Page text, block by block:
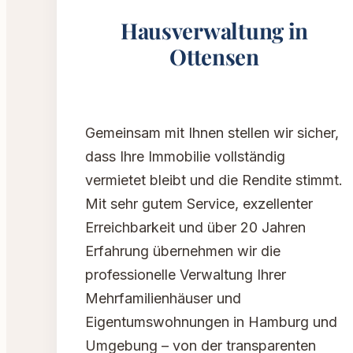
Hausverwaltung in
Ottensen
Gemeinsam mit Ihnen stellen wir sicher,
dass Ihre Immobilie vollständig
vermietet bleibt und die Rendite stimmt.
Mit sehr gutem Service, exzellenter
Erreichbarkeit und über 20 Jahren
Erfahrung übernehmen wir die
professionelle Verwaltung Ihrer
Mehrfamilienhäuser und
Eigentumswohnungen in Hamburg und
Umgebung – von der transparenten